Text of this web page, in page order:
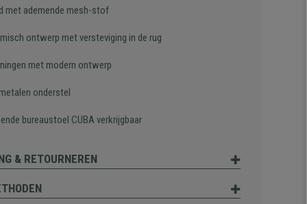
met ademende mesh-stof
ontwerp met versteviging in de rug
met modern ontwerp
onderstel
bureaustoel CUBA verkrijgbaar
& RETOURNEREN